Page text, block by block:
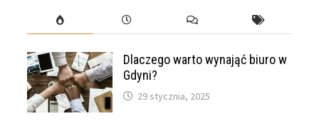
Dlaczego warto wynająć biuro w
Gdyni?
29 stycznia, 2025